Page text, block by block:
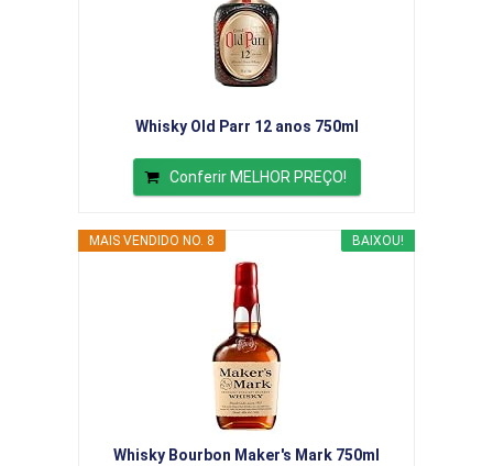
Whisky Old Parr 12 anos 750ml
Conferir MELHOR PREÇO!
BAIXOU!
MAIS VENDIDO NO. 8
Whisky Bourbon Maker's Mark 750ml